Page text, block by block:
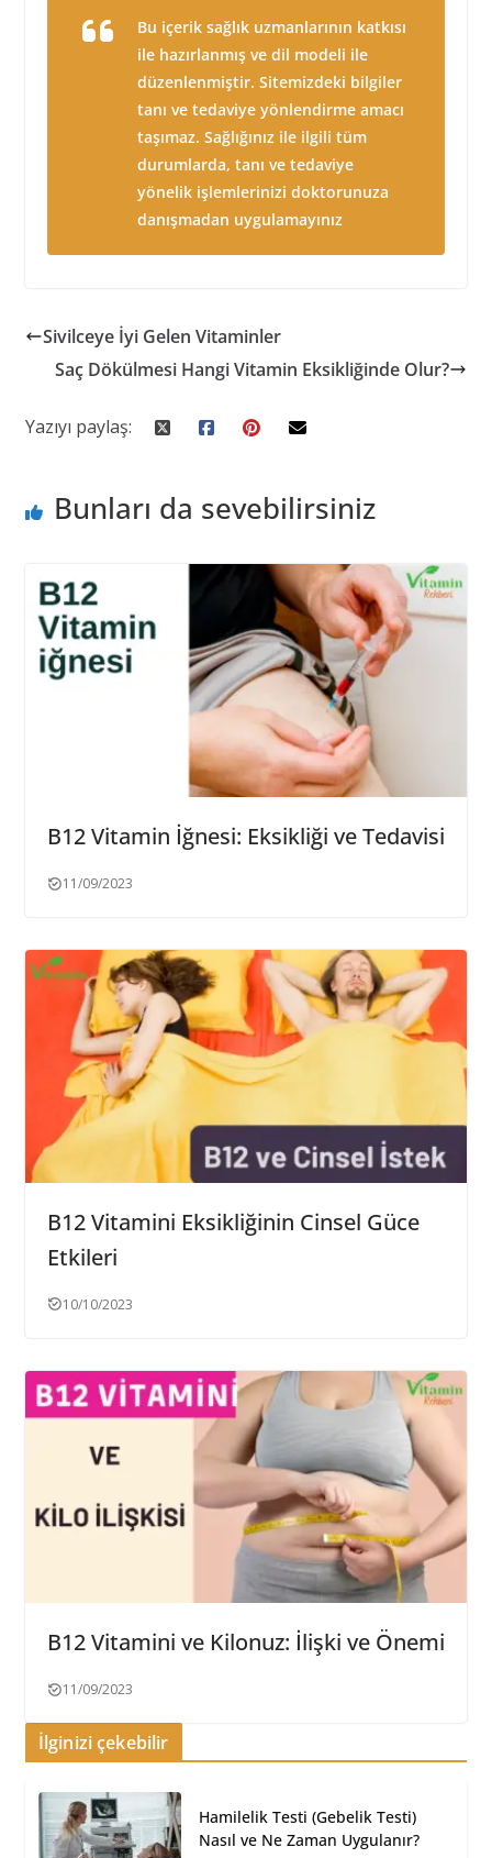
Bu içerik sağlık uzmanlarının katkısı
ile hazırlanmış ve dil modeli ile
düzenlenmiştir. Sitemizdeki bilgiler
tanı ve tedaviye yönlendirme amacı
taşımaz. Sağlığınız ile ilgili tüm
durumlarda, tanı ve tedaviye
yönelik işlemlerinizi doktorunuza
danışmadan uygulamayınız
Sivilceye İyi Gelen Vitaminler
Saç Dökülmesi Hangi Vitamin Eksikliğinde Olur?
Yazıyı paylaş:
Bunları da sevebilirsiniz
B12 Vitamin İğnesi: Eksikliği ve Tedavisi
11/09/2023
B12 Vitamini Eksikliğinin Cinsel Güce
Etkileri
10/10/2023
B12 Vitamini ve Kilonuz: İlişki ve Önemi
11/09/2023
İlginizi çekebilir
Hamilelik Testi (Gebelik Testi)
Nasıl ve Ne Zaman Uygulanır?